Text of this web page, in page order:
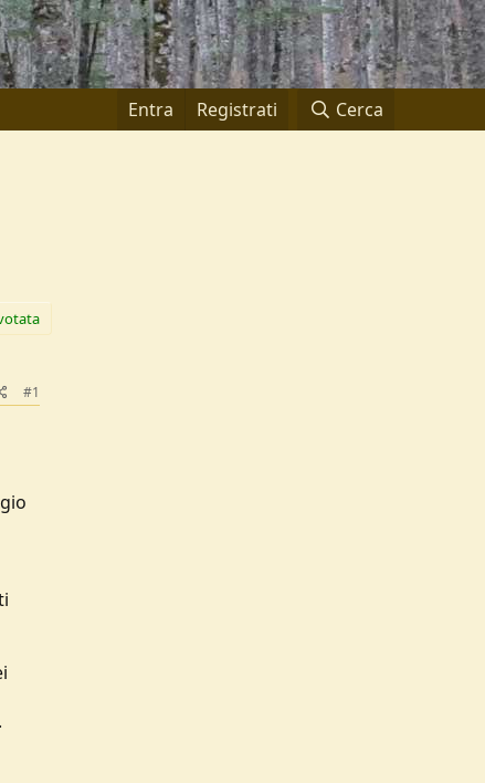
Entra Registrati Cerca
#1